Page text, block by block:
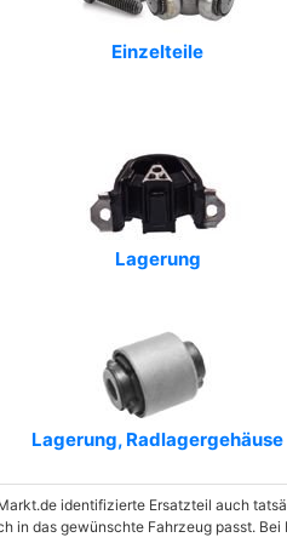
Art.-Nr.: R450A
Art.-Nr.: R1283
Einzelteile
Lagerung
Lagerung, Radlagergehäuse
identifizierte Ersatzteil auch
in das gewünschte Fahrzeug passt.